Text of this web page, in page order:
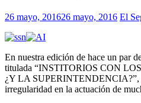
26 mayo, 201626 mayo, 2016 El
En nuestra edición de hace un par
titulada “INSTITORIOS CON
¿Y LA SUPERINTENDENCIA?”,
irregularidad en la actuación de